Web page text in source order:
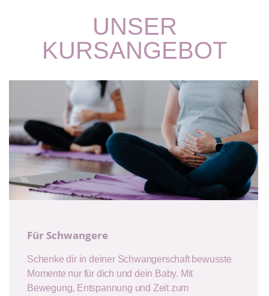
UNSER
KURSANGEBOT
Für Schwangere
Schenke dir in deiner Schwangerschaft bewusste
Momente nur für dich und dein Baby. Mit
Bewegung, Entspannung und Zeit zum